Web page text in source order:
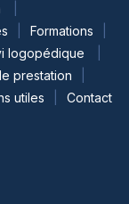
Formations
logopédique
prestation
utiles Contact